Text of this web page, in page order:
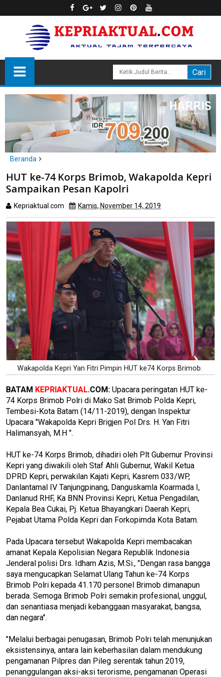
Beranda
Batam
HUT ke-74 Korps Brimob, Wakapolda Kepri Sampaikan Pesan
Kapolri
HUT ke-74 Korps Brimob, Wakapolda Kepri
Sampaikan Pesan Kapolri
Kepriaktual.com Kamis, November 14, 2019
Wakapolda Kepri Yan Fitri Pimpin HUT ke74 Korps Brimob.
BATAM KEPRIAKTUAL.COM: Upacara peringatan HUT ke-
74 Korps Brimob Polri di Mako Sat Brimob Polda Kepri,
Tembesi-Kota Batam (14/11-2019), dengan Inspektur
Upacara "Wakapolda Kepri Brigjen Pol Drs. H. Yan Fitri
Halimansyah, M.H ".
HUT ke-74 Korps Brimob, dihadiri oleh Plt Gubernur Provinsi
Kepri yang diwakili oleh Staf Ahli Gubernur, Wakil Ketua
DPRD Kepri, perwakilan Kajati Kepri, Kasrem 033/WP,
Danlantamal IV Tanjungpinang, Danguskamla Koarmada I,
Danlanud RHF, Ka BNN Provinsi Kepri, Ketua Pengadilan,
Kepala Bea Cukai, Pj. Ketua Bhayangkari Daerah Kepri,
Pejabat Utama Polda Kepri dan Forkopimda Kota Batam.
Pada Upacara tersebut Wakapolda Kepri membacakan
amanat Kepala Kepolisian Negara Republik Indonesia
Jenderal polisi Drs. Idham Azis, M.Si., "Dengan rasa bangga
saya mengucapkan Selamat Ulang Tahun ke-74 Korps
Brimob Polri kepada 41.170 personel Brimob dimanapun
berada. Semoga Brimob Polri semakin profesional, unggul,
dan senantiasa menjadi kebanggaan masyarakat, bangsa,
dan negara".
"Melalui berbagai penugasan, Brimob Polri telah menunjukan
eksistensinya, antara lain keberhasilan dalam mendukung
pengamanan Pilpres dan Pileg serentak tahun 2019,
penanggulangan aksi-aksi terorisme, pengamanan Operasi